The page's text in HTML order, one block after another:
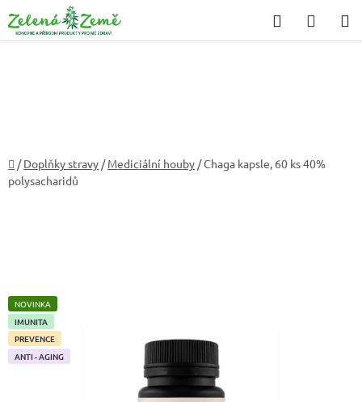
na
obsah
Hledat
KOŠÍK
Domů
/ Doplňky stravy / Mediciální houby /Chaga kapsle, 60 ks40%
polysacharidů
NOVINKA
IMUNITA
PREVENCE
ANTI - AGING